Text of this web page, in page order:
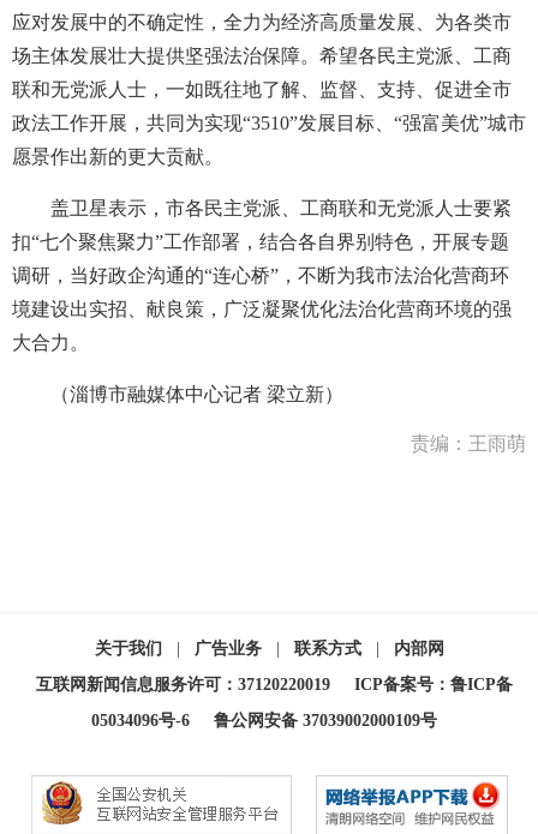
应对发展中的不确定性，全力为经济高质量发展、为各类市
场主体发展壮大提供坚强法治保障。希望各民主党派、工商
联和无党派人士，一如既往地了解、监督、支持、促进全市
政法工作开展，共同为实现“3510”发展目标、“强富美优”城市
愿景作出新的更大贡献。
盖卫星表示，市各民主党派、工商联和无党派人士要紧
扣“七个聚焦聚力”工作部署，结合各自界别特色，开展专题
调研，当好政企沟通的“连心桥”，不断为我市法治化营商环
境建设出实招、献良策，广泛凝聚优化法治化营商环境的强
大合力。
（淄博市融媒体中心记者 梁立新）
责编：王雨萌
关于我们 广告业务 联系方式
内部网
互联网新闻信息服务许可：37120220019
ICP备案号：鲁ICP备
05034096号-6
鲁公网安备 37039002000109号